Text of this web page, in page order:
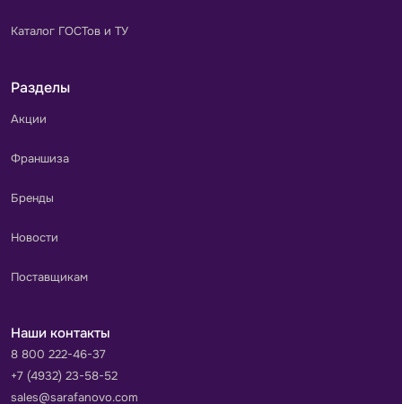
Каталог ГОСТов и ТУ
Разделы
Акции
Франшиза
Бренды
Новости
Поставщикам
Наши контакты
8 800 222-46-37
+7 (4932) 23-58-52
sales@sarafanovo.com